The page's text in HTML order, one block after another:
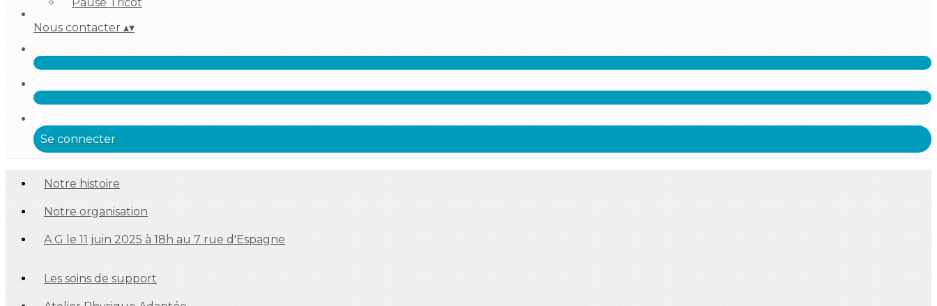
Nous contacter ▴▾
Se connecter
Notre histoire
Notre organisation
A G le 11 juin 2025 à 18h au 7 rue d'Espagne
Les soins de support